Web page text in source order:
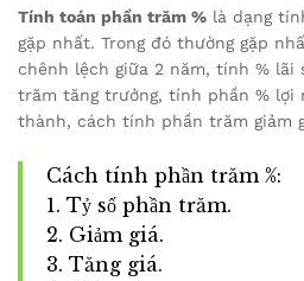
Tính toán phần trăm % là dạng
gặp nhất. Trong đó thường gặp
chênh lệch giữa 2 năm, tính % lãi
trăm tăng trưởng, tính phần % lợi
thành, cách tính phần trăm giảm
Cách tính phần trăm %:
1. Tỷ số phần trăm.
2. Giảm giá.
3. Tăng giá.